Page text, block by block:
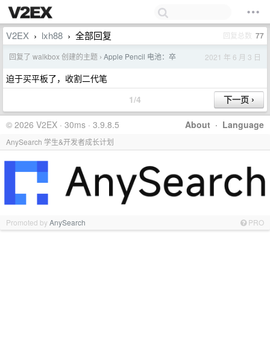
V2EX › lxh88 › 全部回复 回复总数 77
回复了 walkbox 创建的主题 › Apple Pencil 电池：卒 2021 年 6 月 3 日
迫于买平板了，收割二代笔
1/4
About · Language
© 2026 V2EX · 30ms · 3.9.8.5
AnySearch 学生&开发者成长计划
Promoted byAnySearch PRO